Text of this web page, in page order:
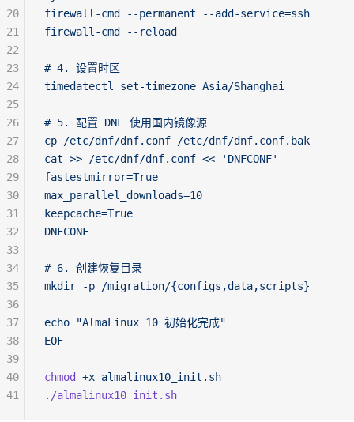
firewall-cmd --permanent --add-service=ssh
firewall-cmd --reload
# 4. 设置时区
timedatectl set-timezone Asia/Shanghai
# 5. 配置 DNF 使用国内镜像源
cp /etc/dnf/dnf.conf /etc/dnf/dnf.conf.bak
cat >> /etc/dnf/dnf.conf << 'DNFCONF'
fastestmirror=True
max_parallel_downloads=10
keepcache=True
DNFCONF
# 6. 创建恢复目录
mkdir -p /migration/{configs,data,scripts}
echo "AlmaLinux 10 初始化完成"
EOF
chmod +x almalinux10_init.sh
./almalinux10_init.sh
20
21
22
23
24
25
26
27
28
29
30
31
32
33
34
35
36
37
38
39
40
41